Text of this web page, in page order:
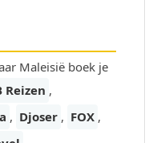
Maleisië boek je
Reizen ,
, Djoser , FOX ,